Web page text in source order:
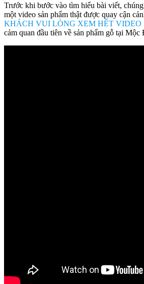
Trước khi bước vào tìm hiểu bài viết,
một video sản phẩm thật được quay cận
KHÁCH VUI LÒNG XEM HẾT
cảm quan đầu tiên về sản phẩm gỗ tại Mộc